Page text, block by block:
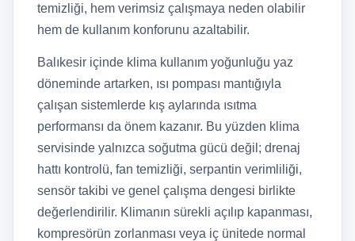
temizliği, hem verimsiz çalışmaya neden olabilir
hem de kullanım konforunu azaltabilir.
Balıkesir içinde klima kullanım yoğunluğu yaz
döneminde artarken, ısı pompası mantığıyla
çalışan sistemlerde kış aylarında ısıtma
performansı da önem kazanır. Bu yüzden klima
servisinde yalnızca soğutma gücü değil; drenaj
hattı kontrolü, fan temizliği, serpantin verimliliği,
sensör takibi ve genel çalışma dengesi birlikte
değerlendirilir. Klimanın sürekli açılıp kapanması,
kompresörün zorlanması veya iç ünitede normal